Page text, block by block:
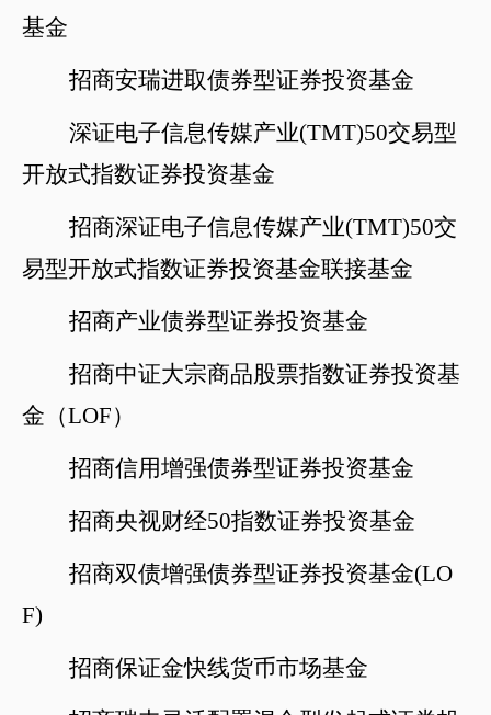
基金
招商安瑞进取债券型证券投资基金
深证电子信息传媒产业(TMT)50交易型
开放式指数证券投资基金
招商深证电子信息传媒产业(TMT)50交
易型开放式指数证券投资基金联接基金
招商产业债券型证券投资基金
招商中证大宗商品股票指数证券投资基
金（LOF）
招商信用增强债券型证券投资基金
招商央视财经50指数证券投资基金
招商双债增强债券型证券投资基金(LO
F)
招商保证金快线货币市场基金